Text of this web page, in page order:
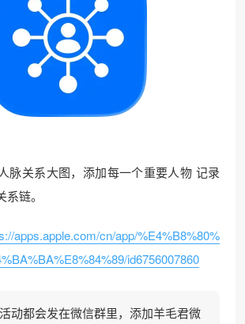
脉关系大图，添加每一个重要人物 记录
链。
apps.apple.com/cn/app/%E4%B8%80%
id6756007860
动都会发在微信群里，添加羊毛君微